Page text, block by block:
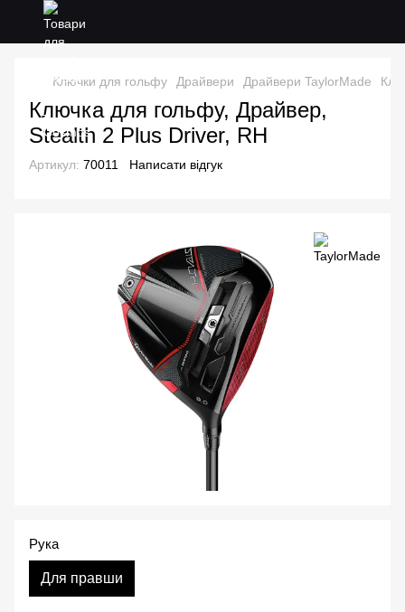
Ключки для гольфу Драйвери Драйвери TaylorMade
Ключка для гольфу, Драйвер,
Stealth 2 Plus Driver, RH
Артикул: 70011 Написати відгук
Рука
Для правши